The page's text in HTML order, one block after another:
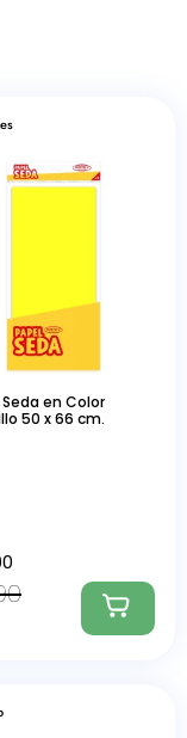
en Color
50 x 66 cm.